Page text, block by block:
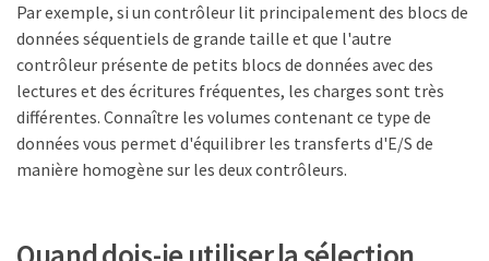
Par exemple, si un contrôleur lit principalement des blocs de
données séquentiels de grande taille et que l'autre
contrôleur présente de petits blocs de données avec des
lectures et des écritures fréquentes, les charges sont très
différentes. Connaître les volumes contenant ce type de
données vous permet d'équilibrer les transferts d'E/S de
manière homogène sur les deux contrôleurs.